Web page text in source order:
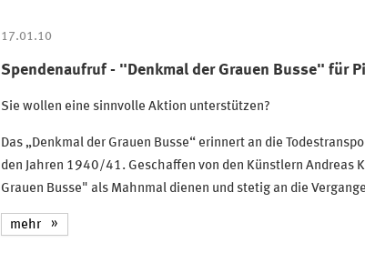
17.01.10
Spendenaufruf - "Denkmal der Grauen Busse" für
Sie wollen eine sinnvolle Aktion unterstützen?
Das „Denkmal der Grauen Busse“ erinnert an die
den Jahren 1940/41. Geschaffen von den Künstlern Andreas
Grauen Busse" als Mahnmal dienen und stetig an die
mehr